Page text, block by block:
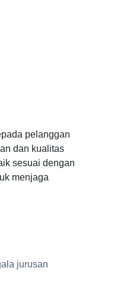
pelanggan
dan kualitas
sesuai dengan
menjaga
jurusan